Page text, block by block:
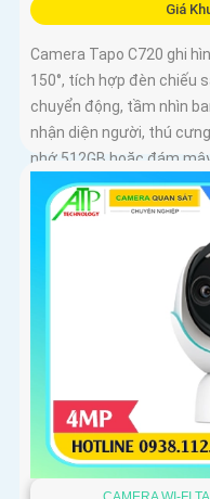
Giá
Camera Tapo C720 ghi
150°, tích hợp đèn chiếu
chuyển động, tầm nhìn
nhận diện người, thú
nhớ 512GB hoặc đám